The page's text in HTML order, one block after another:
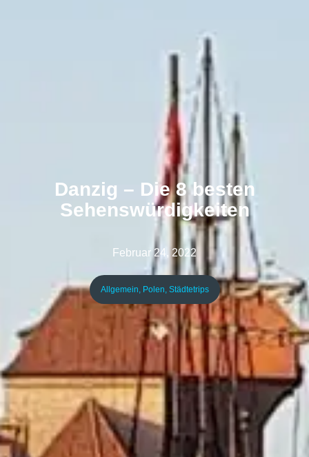
Danzig – Die 8 besten
Sehenswürdigkeiten
Februar 24, 2022
Allgemein, Polen, Städtetrips